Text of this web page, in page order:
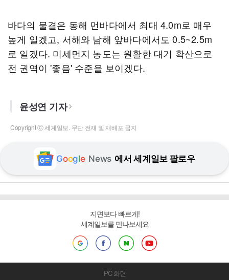
바다의 물결은 동해 먼바다에서 최대 4.0m로 매우
높게 일겠고, 서해와 남해 앞바다에서도 0.5~2.5m
로 일겠다. 미세먼지 농도는 원활한 대기 확산으로
전 권역이 '좋음' 수준을 보이겠다.
윤성연 기자
Copyright ⓒ 세계일보. 무단 전재 및 재배포 금지
Google News 에서 세계일보 팔로우
지면보다 빠르게!
세계일보를 만나보세요
PC 화면